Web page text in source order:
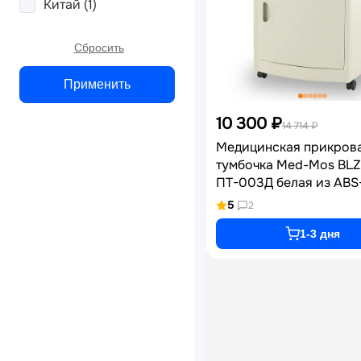
Китай (1)
Сбросить
Применить
10 300 ₽14 714 ₽
Медицинская
тумбочка Med-Mos
ПТ-003Д белая из
пластика с выдвижной
полкой, ящиком и
тормозами артикул
бел
5 2
1-3 дня